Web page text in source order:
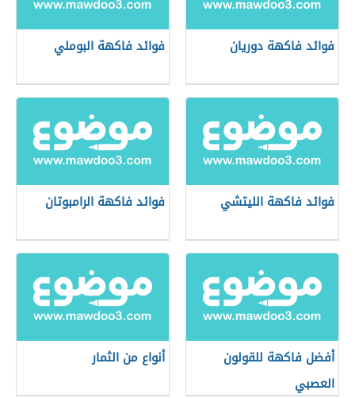
فوائد فاكهة دوريان فوائد فاكهة البوملي
فوائد فاكهة الليتشي فوائد فاكهة الرامبوتان
أفضل فاكهة للقولون
العصبي
أنواع من الثمار